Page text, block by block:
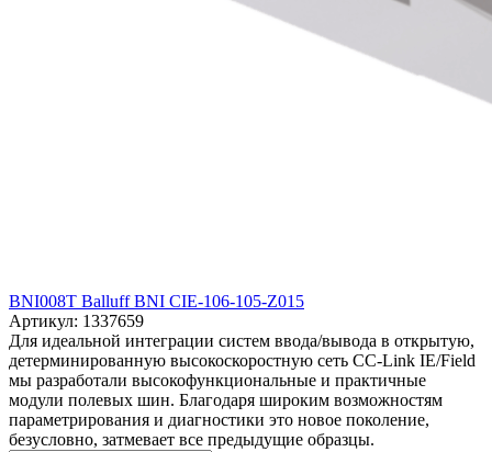
BNI008T Balluff BNI CIE-106-105-Z015
Артикул: 1337659
Для идеальной интеграции систем ввода/вывода в открытую,
детерминированную высокоскоростную сеть CC-Link IE/Field
мы разработали высокофункциональные и практичные
модули полевых шин. Благодаря широким возможностям
параметрирования и диагностики это новое поколение,
безусловно, затмевает все предыдущие образцы.